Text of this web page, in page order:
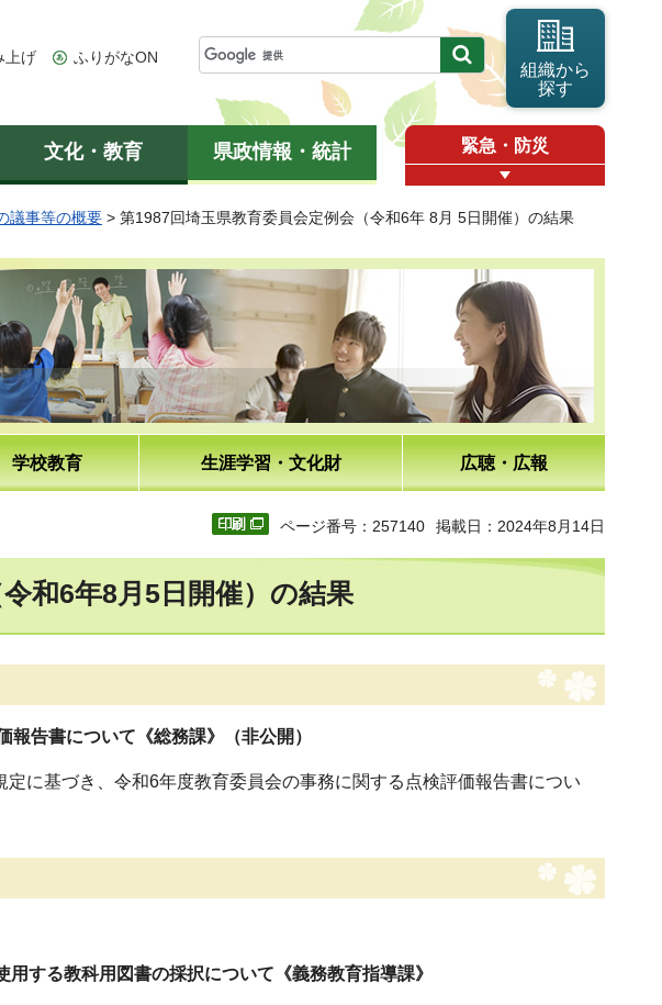
上げ ふりがなON
組織から
探す
文化・教育 県政情報・統計 緊急・防災
議事等の概要 > 第1987回埼玉県教育委員会定例会（令和6年 8月 5日開催）の結果
学校教育 生涯学習・文化財 広聴・広報
ページ番号：257140 掲載日：2024年8月14日
和6年8月5日開催）の結果
告書について《総務課》（非公開）
に基づき、令和6年度教育委員会の事務に関する点検評価報告書につい
する教科用図書の採択について《義務教育指導課》